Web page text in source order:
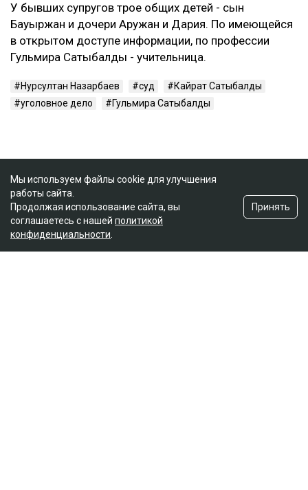
У бывших супругов трое общих детей - сын
Бауыржан и дочери Аружан и Дария. По имеющейся
в открытом доступе информации, по профессии
Гульмира Сатыбалды - учительница.
Нурсултан Назарбаев суд
Кайрат Сатыбалды
уголовное дело
Гульмира Сатыбалды
Мы используем файлы cookie для улучшения
работы сайта.
Продолжая использование сайта, вы
соглашаетесь с нашей политикой
конфиденциальности
Принять